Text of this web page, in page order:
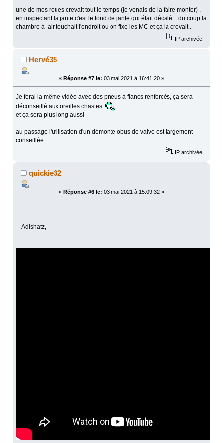
une de mes roues crevait tout le temps (je venais de la faire monter) ,
en inspectant la jante c'est le fond de jante qui était décalé ...du coup la
chambre à air touchait l'endroit ou on fixe les MC et ça la crevait .
IP archivée
Hervé35
« Réponse #7 le: 03 mai 2021 à 16:41:20 »
Je ferai la même vidéo avec des pneus à flancs renforcés, ça sera
déconseillé aux oreilles chastes
et ça sera plus long aussi
au passage l'utilisation d'un démonte obus de valve est largement
conseillée
IP archivée
quickie32
« Réponse #6 le: 03 mai 2021 à 15:09:32 »
Adishatz,